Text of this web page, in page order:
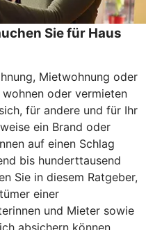
Sie für Haus
Mietwohnung oder
oder vermieten
für andere und für Ihr
ein Brand oder
auf einen Schlag
bis hunderttausend
Sie in diesem Ratgeber,
einer
und Mieter sowie
absichern können.